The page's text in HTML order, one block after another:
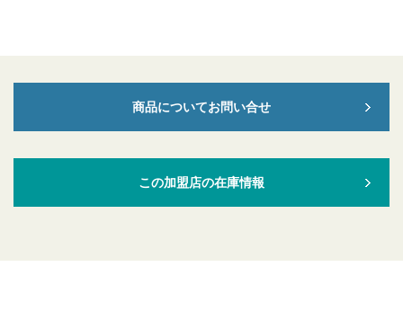
商品についてお問い合せ
この加盟店の在庫情報